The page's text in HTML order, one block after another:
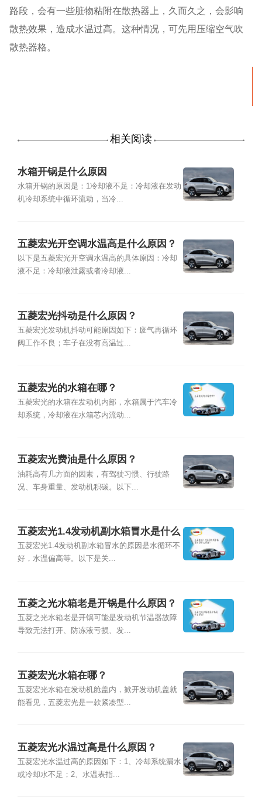
路段，会有一些脏物粘附在散热器上，久而久之，会影响
散热效果，造成水温过高。这种情况，可先用压缩空气吹
散热器格。
相关阅读
水箱开锅是什么原因
水箱开锅的原因是：1冷却液不足：冷却液在发动
机冷却系统中循环流动，当冷...
五菱宏光开空调水温高是什么原因？
以下是五菱宏光开空调水温高的具体原因：冷却
液不足：冷却液泄露或者冷却液...
五菱宏光抖动是什么原因？
五菱宏光发动机抖动可能原因如下：废气再循环
阀工作不良；车子在没有高温过...
五菱宏光的水箱在哪？
五菱宏光的水箱在发动机内部，水箱属于汽车冷
却系统，冷却液在水箱芯内流动...
五菱宏光费油是什么原因？
油耗高有几方面的因素，有驾驶习惯、行驶路
况、车身重量、发动机积碳。以下...
五菱宏光1.4发动机副水箱冒水是什么
原因？
五菱宏光1.4发动机副水箱冒水的原因是水循环不
好，水温偏高等。以下是关...
五菱之光水箱老是开锅是什么原因？
五菱之光水箱老是开锅可能是发动机节温器故障
导致无法打开、防冻液亏损、发...
五菱宏光水箱在哪？
五菱宏光水箱在发动机舱盖内，掀开发动机盖就
能看见，五菱宏光是一款紧凑型...
五菱宏光水温过高是什么原因？
五菱宏光水温过高的原因如下：1、冷却系统漏水
或冷却水不足；2、水温表指...